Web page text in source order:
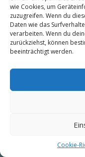
wie Cookies, um
zuzugreifen. Wenn du
Daten wie das
verarbeiten. Wenn du
zurückziehst, können
beeinträchtigt werden.
Cookie-
Kategorie:
©